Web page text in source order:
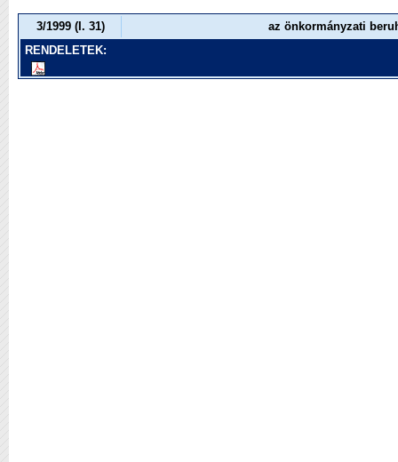
3/1999 (I. 31)
az önkormányzati
RENDELETEK: